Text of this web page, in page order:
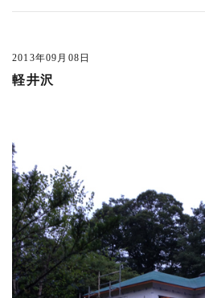
所沢の家 (1)
上草柳の家 (4)
御殿山の家
西麻布の集合住宅
東久留米の家 (4)
吉祥寺本町3丁目の家 (1)
吉祥寺東町の家 1804竣工 (5)
井の頭の家M 1804竣工 (4)
恵比寿の集合住宅 1804竣工 (1)
2013年09月08日
軽井沢